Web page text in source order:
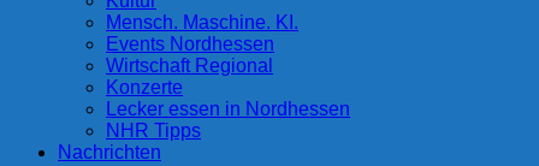
Mensch. Maschine. KI.
Events Nordhessen
Wirtschaft Regional
Konzerte
Lecker essen in Nordhessen
NHR Tipps
Nachrichten